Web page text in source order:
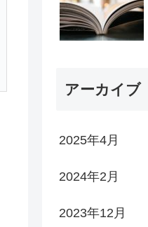
アーカイブ
2025年4月
2024年2月
2023年12月